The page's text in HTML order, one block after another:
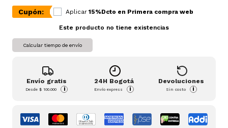
Cupón: Aplicar 15%Dcto en Primera compra web
Este producto no tiene existencias
Calcular tiempo de envío
Envío gratis
Desde$ 100.000 i
24H Bogotá
Envío express i
Devoluciones
Sin costo i